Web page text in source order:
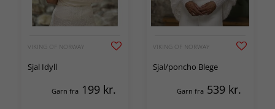
VIKING OF NORWAY
Sjal Idyll
Garn fra 199 kr.
VIKING OF NORWAY
Sjal/poncho Blege
Garn fra 539 kr.